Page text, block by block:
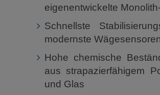
eigenentwickelte
Schnellste
modernste
Hohe chemische
aus strapazierfähigem
und Glas